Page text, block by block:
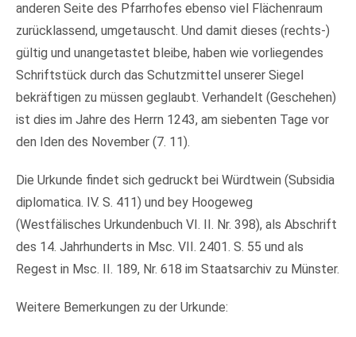
anderen Seite des Pfarrhofes ebenso viel Flächenraum
zurücklassend, umgetauscht. Und damit dieses (rechts-)
gültig und unangetastet bleibe, haben wie vorliegendes
Schriftstück durch das Schutzmittel unserer Siegel
bekräftigen zu müssen geglaubt. Verhandelt (Geschehen)
ist dies im Jahre des Herrn 1243, am siebenten Tage vor
den Iden des November (7. 11).
Die Urkunde findet sich gedruckt bei Würdtwein (Subsidia
diplomatica. IV. S. 411) und bey Hoogeweg
(Westfälisches Urkundenbuch VI. II. Nr. 398), als Abschrift
des 14. Jahrhunderts in Msc. VII. 2401. S. 55 und als
Regest in Msc. II. 189, Nr. 618 im Staatsarchiv zu Münster.
Weitere Bemerkungen zu der Urkunde: